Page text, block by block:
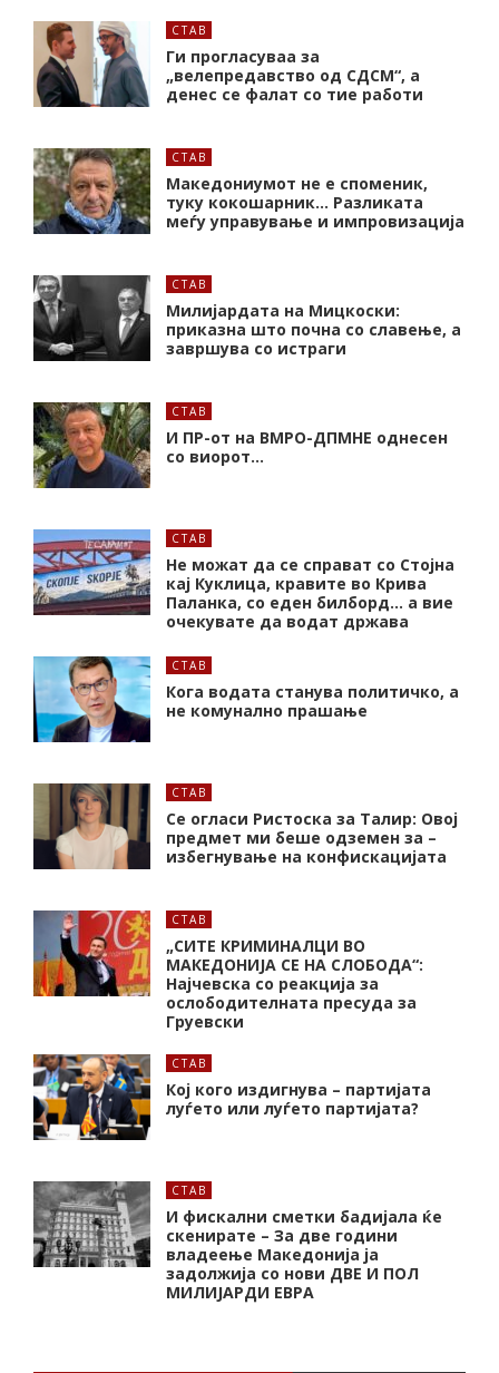
СТАВ
Ги прогласуваа за
„велепредавство од СДСМ“, а
денес се фалат со тие работи
СТАВ
Македониумот не е споменик,
туку кокошарник… Разликата
меѓу управување и импровизација
СТАВ
Милијардата на Мицкоски:
приказна што почна со славење, а
завршува со истраги
СТАВ
И ПР-от на ВМРО-ДПМНЕ однесен
со виорот…
СТАВ
Не можат да се справат со Стојна
кај Куклица, кравите во Крива
Паланка, со еден билборд… а вие
очекувате да водат држава
СТАВ
Кога водата станува политичко, а
не комунално прашање
СТАВ
Се огласи Ристоска за Талир: Овој
предмет ми беше одземен за –
избегнување на конфискацијата
СТАВ
„СИТЕ КРИМИНАЛЦИ ВО
МАКЕДОНИЈА СЕ НА СЛОБОДА“:
Најчевска со реакција за
ослободителната пресуда за
Груевски
СТАВ
Кој кого издигнува – партијата
луѓето или луѓето партијата?
СТАВ
И фискални сметки бадијала ќе
скенирате – За две години
владеење Македонија ја
задолжија со нови ДВЕ И ПОЛ
МИЛИЈАРДИ ЕВРА